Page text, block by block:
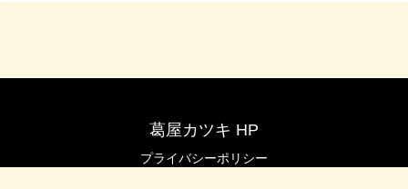
葛屋カツキ HP
プライバシーポリシー